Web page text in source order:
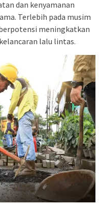
dan kenyamanan
Terlebih pada musim
meningkatkan
lalu lintas.